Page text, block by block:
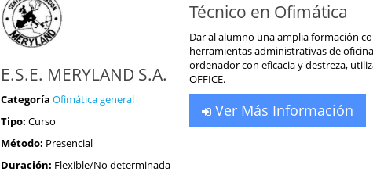
E.S.E. MERYLAND S.A.
Categoría Ofimática general
Tipo: Curso
Método: Presencial
Duración: Flexible/No determinada
Técnico en Ofimática
Dar al alumno una amplia formación
herramientas administrativas de
ordenador con eficacia y destreza,
OFFICE.
Ver Más Información